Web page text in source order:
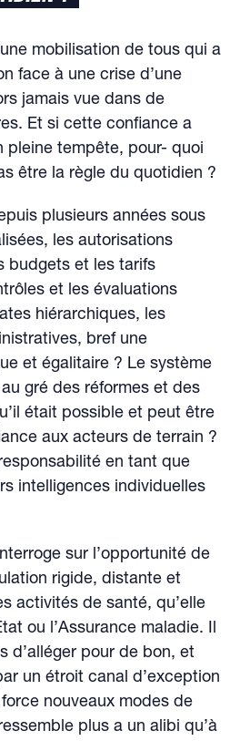
mobilisation de tous qui a
face à une crise d’une
jamais vue dans de
Et si cette confiance a
pleine tempête, pour- quoi
être la règle du quotidien ?
plusieurs années sous
les autorisations
budgets et les tarifs
et les évaluations
hiérarchiques, les
bref une
et égalitaire ? Le système
gré des réformes et des
était possible et peut être
aux acteurs de terrain ?
en tant que
intelligences individuelles
sur l’opportunité de
rigide, distante et
activités de santé, qu’elle
ou l’Assurance maladie. Il
d’alléger pour de bon, et
un étroit canal d’exception
nouveaux modes de
plus a un alibi qu’à